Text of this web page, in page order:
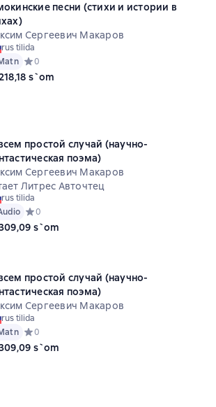
песни (стихи и истории в
Сергеевич Макаров
rus tilida
Средний рейтинг 0 на основе 0 оценок
0
s`om
простой случай (научно-
поэма)
Сергеевич Макаров
Литрес Авточтец
rus tilida
Средний рейтинг 0 на основе 0 оценок
0
s`om
простой случай (научно-
поэма)
Сергеевич Макаров
rus tilida
Средний рейтинг 0 на основе 0 оценок
0
s`om